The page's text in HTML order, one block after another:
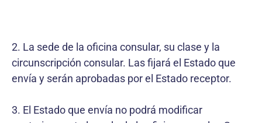
2. La sede de la oficina consular, su clase y la
circunscripción consular. Las fijará el Estado que
envía y serán aprobadas por el Estado receptor.
3. El Estado que envía no podrá modificar